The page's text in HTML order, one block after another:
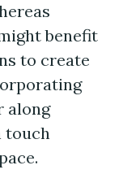
benefit
to create
along
touch